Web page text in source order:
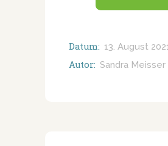
Datum: 13. August 2021
Autor: Sandra Meisser